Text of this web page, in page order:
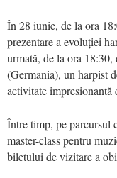
În 28 iunie, de la ora
prezentare a evoluției
urmată, de la ora
(Germania), un harpist
activitate impresionantă
Între timp, pe parcursul
master-class pentru
biletului de vizitare a